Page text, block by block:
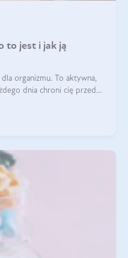
to jest i jak ją
organizmu. To aktywna,
dnia chroni cię przed